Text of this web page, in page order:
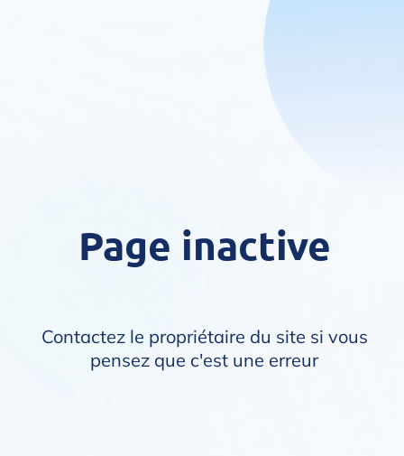
Page inactive
Contactez le propriétaire du site si vous
pensez que c'est une erreur